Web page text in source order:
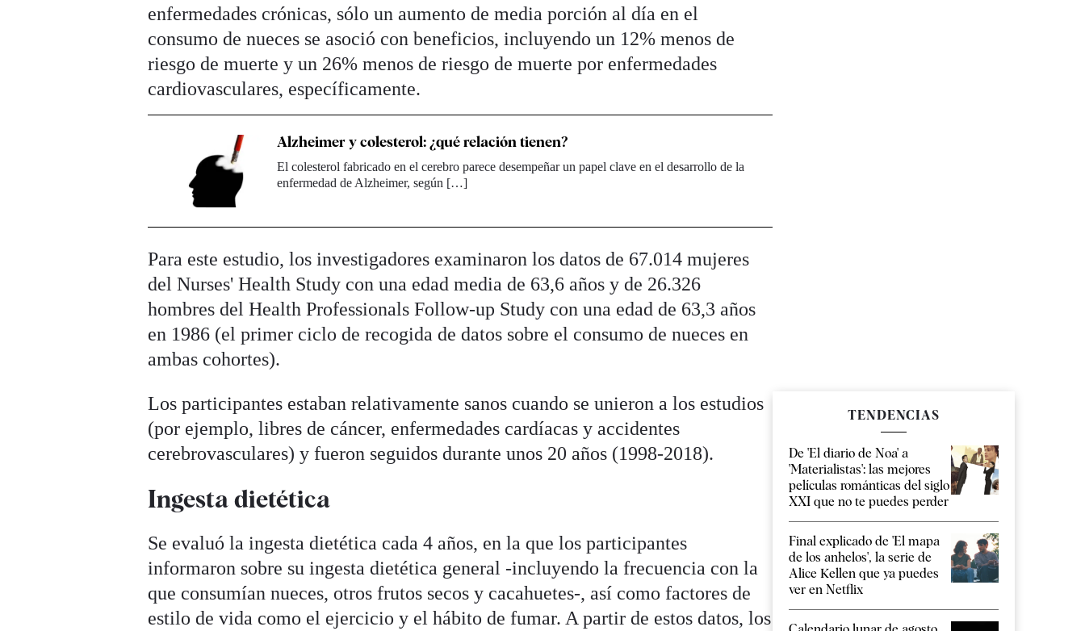
enfermedades crónicas, sólo un aumento de media porción al día en el
consumo de nueces se asoció con beneficios, incluyendo un 12% menos de
riesgo de muerte y un 26% menos de riesgo de muerte por enfermedades
cardiovasculares, específicamente.
Alzheimer y colesterol: ¿qué relación tienen?
El colesterol fabricado en el cerebro parece desempeñar un papel clave en el desarrollo de la
enfermedad de Alzheimer, según […]
Para este estudio, los investigadores examinaron los datos de 67.014 mujeres
del Nurses' Health Study con una edad media de 63,6 años y de 26.326
hombres del Health Professionals Follow-up Study con una edad de 63,3 años
en 1986 (el primer ciclo de recogida de datos sobre el consumo de nueces en
ambas cohortes).
Los participantes estaban relativamente sanos cuando se unieron a los estudios
(por ejemplo, libres de cáncer, enfermedades cardíacas y accidentes
cerebrovasculares) y fueron seguidos durante unos 20 años (1998-2018).
Ingesta dietética
Se evaluó la ingesta dietética cada 4 años, en la que los participantes
informaron sobre su ingesta dietética general -incluyendo la frecuencia con la
que consumían nueces, otros frutos secos y cacahuetes-, así como factores de
estilo de vida como el ejercicio y el hábito de fumar. A partir de estos datos, los
TENDENCIAS
De 'El diario de Noa' a
'Materialistas': las mejores
películas románticas del siglo
XXI que no te puedes perder
Final explicado de 'El mapa
de los anhelos', la serie de
Alice Kellen que ya puedes
ver en Netflix